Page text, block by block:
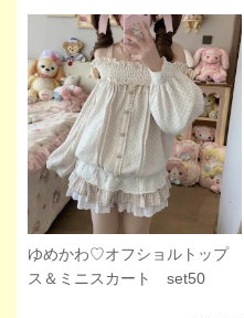
ゆめかわ♡オフショルトップ
ス＆ミニスカート set50